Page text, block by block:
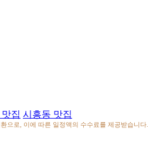
집 시흥동 맛집
으로, 이에 따른 일정액의 수수료를 제공받습니다.